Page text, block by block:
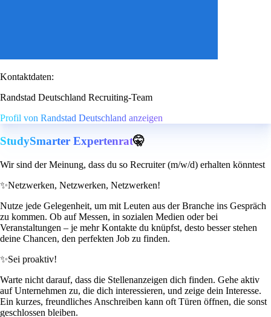
Kontaktdaten:
Randstad Deutschland Recruiting-Team
Profil von Randstad Deutschland anzeigen
StudySmarter Expertenrat🤫
Wir sind der Meinung, dass du so Recruiter (m/w/d) erhalten könntest
✨Netzwerken, Netzwerken, Netzwerken!
Nutze jede Gelegenheit, um mit Leuten aus der Branche ins Gespräch
zu kommen. Ob auf Messen, in sozialen Medien oder bei
Veranstaltungen – je mehr Kontakte du knüpfst, desto besser stehen
deine Chancen, den perfekten Job zu finden.
✨Sei proaktiv!
Warte nicht darauf, dass die Stellenanzeigen dich finden. Gehe aktiv
auf Unternehmen zu, die dich interessieren, und zeige dein Interesse.
Ein kurzes, freundliches Anschreiben kann oft Türen öffnen, die sonst
geschlossen bleiben.